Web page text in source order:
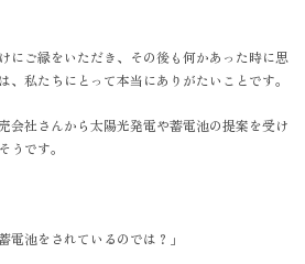
にご縁をいただき、その後も何かあった時に思
、私たちにとって本当にありがたいことです。
会社さんから太陽光発電や蓄電池の提案を受け
うです。
電池をされているのでは？」